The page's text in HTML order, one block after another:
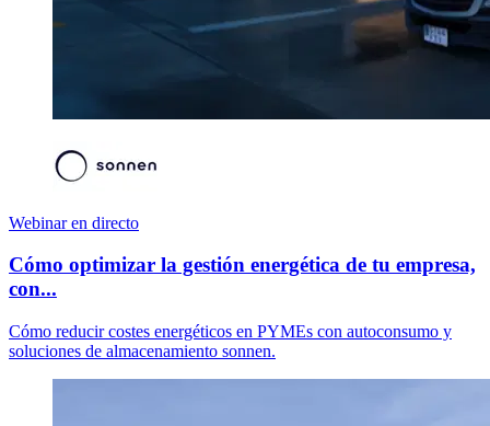
Webinar en directo
Cómo optimizar la gestión energética de tu empresa,
con...
Cómo reducir costes energéticos en PYMEs con autoconsumo y
soluciones de almacenamiento sonnen.